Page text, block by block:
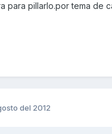
para pillarlo.por tema de
del 2012